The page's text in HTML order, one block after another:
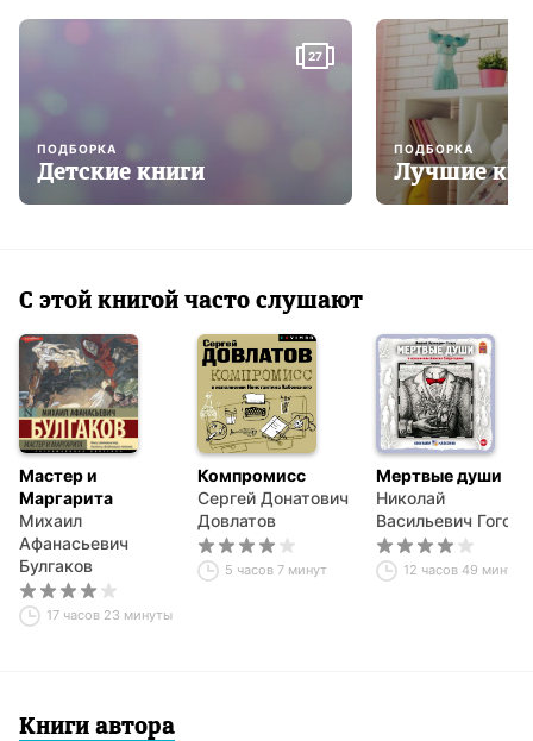
27
ПОДБОРКА
Детские книги
ПОДБОРКА
Лучшие
С этой книгой часто слушают
Мастер и
Маргарита
Михаил
Афанасьевич
Булгаков
17 часов 23 минуты
Компромисс
Сергей Донатович
Довлатов
5 часов 7 минут
Мертвые души
Николай
Васильевич Гоголь
12 часов 49 минут
Книги автора